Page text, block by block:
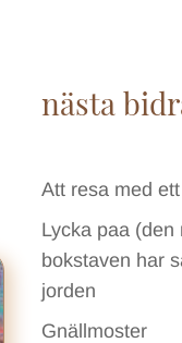
nästa
Att resa med
Lycka paa (den
bokstaven har
jorden
Gnällmoster